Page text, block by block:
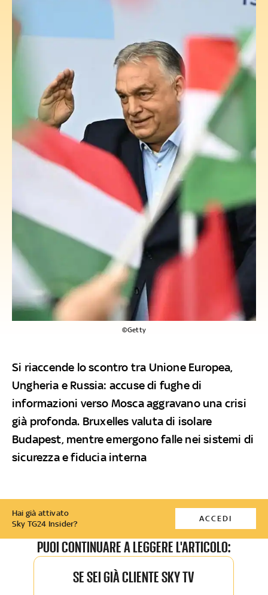
©Getty
Si riaccende lo scontro tra Unione Europea,
Ungheria e Russia: accuse di fughe di
informazioni verso Mosca aggravano una crisi
già profonda. Bruxelles valuta di isolare
Budapest, mentre emergono falle nei sistemi di
sicurezza e fiducia interna
Hai già attivato
Sky TG24 Insider?
ACCEDI
PUOI CONTINUARE A LEGGERE L'ARTICOLO:
SE SEI GIÀ CLIENTE SKY TV